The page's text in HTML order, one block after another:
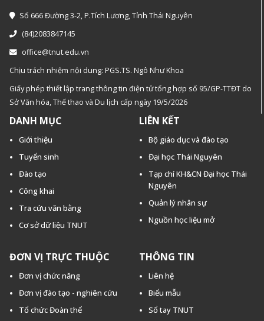
Số 666 Đường 3-2, P.Tích Lương, Tỉnh Thái Nguyên
(84)2083847145
office@tnut.edu.vn
Chịu trách nhiệm nội dung: PGS.TS. Ngô Như Khoa
Giấy phép thiết lập trang thông tin điện tử tổng hợp số 95/GP-TTĐT do
Sở Văn hóa, Thế thao và Du lịch cấp ngày 19/5/2026
DANH MỤC
Giới thiệu
Tuyển sinh
Đào tạo
Công khai
Tra cứu văn bằng
Cơ sở dữ liệu TNUT
LIÊN KẾT
Bộ giáo dục và đào tạo
Đại học Thái Nguyên
Tạp chí KH&CN Đại học Thái
Nguyên
Quản lý nhân sự
Nguồn học liệu mở
ĐƠN VỊ TRỰC THUỘC
Đơn vị chức năng
Đơn vị đào tạo - nghiên cứu
Tổ chức Đoàn thể
THÔNG TIN
Liên hệ
Biểu mẫu
Sổ tay TNUT